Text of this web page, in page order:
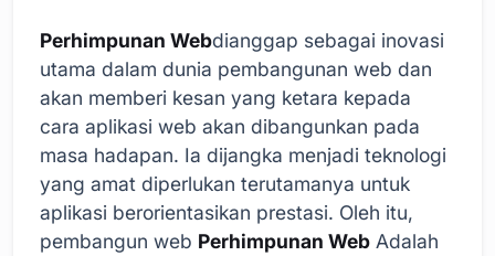
Perhimpunan Webdianggap sebagai inovasi
utama dalam dunia pembangunan web dan
akan memberi kesan yang ketara kepada
cara aplikasi web akan dibangunkan pada
masa hadapan. Ia dijangka menjadi teknologi
yang amat diperlukan terutamanya untuk
aplikasi berorientasikan prestasi. Oleh itu,
pembangun web Perhimpunan Web Adalah